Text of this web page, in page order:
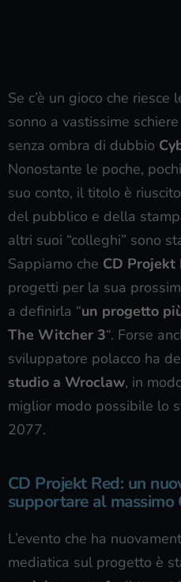
Se c’è un gioco che
sonno a vastissime
senza ombra di dubbio
Nonostante le poche,
suo conto, il titolo è
del pubblico e della
altri suoi “colleghi” sono
Sappiamo che CD Projekt
progetti per la sua
a definirla “un progetto
The Witcher 3“. Forse
sviluppatore polacco ha
studio a Wroclaw, in
miglior modo possibile lo
2077.
CD Projekt Red: un
supportare al
L’evento che ha
mediatica sul progetto è